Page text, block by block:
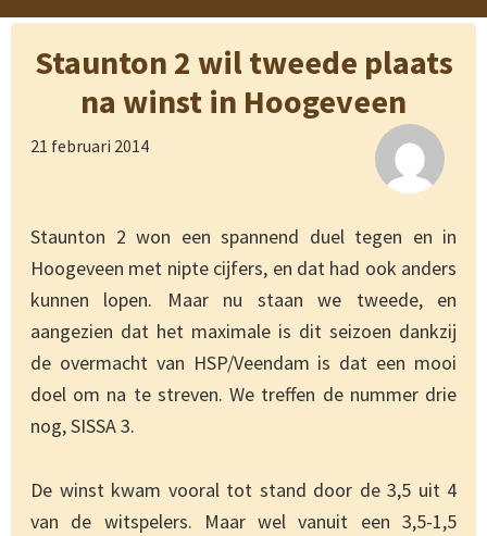
Staunton 2 wil tweede plaats
na winst in Hoogeveen
21 februari 2014
Staunton 2 won een spannend duel tegen en in
Hoogeveen met nipte cijfers, en dat had ook anders
kunnen lopen. Maar nu staan we tweede, en
aangezien dat het maximale is dit seizoen dankzij
de overmacht van HSP/Veendam is dat een mooi
doel om na te streven. We treffen de nummer drie
nog, SISSA 3.
De winst kwam vooral tot stand door de 3,5 uit 4
van de witspelers. Maar wel vanuit een 3,5-1,5